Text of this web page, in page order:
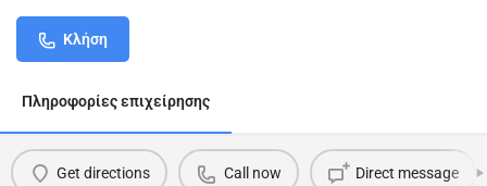
Κλήση
Πληροφορίες επιχείρησης
Get directions Call now Direct message